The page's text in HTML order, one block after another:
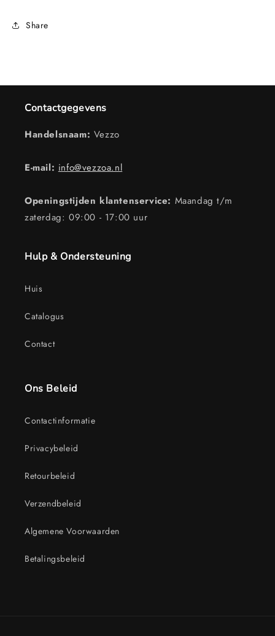
Share
Contactgegevens
Handelsnaam: Vezzo
E-mail: info@vezzoa.nl
Openingstijden klantenservice: Maandag t/m
zaterdag: 09:00 - 17:00 uur
Hulp & Ondersteuning
Huis
Catalogus
Contact
Ons Beleid
Contactinformatie
Privacybeleid
Retourbeleid
Verzendbeleid
Algemene Voorwaarden
Betalingsbeleid